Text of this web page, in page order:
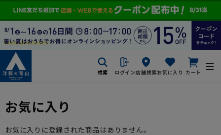
検索 ログイン店舗検索お気に入り カート
お気に入り
お気に入りに登録された商品はありません。